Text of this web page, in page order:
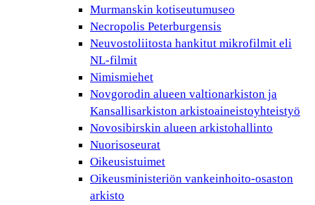
Murmanskin kotiseutumuseo
Necropolis Peterburgensis
Neuvostoliitosta hankitut mikrofilmit eli
NL-filmit
Nimismiehet
Novgorodin alueen valtionarkiston ja
Kansallisarkiston arkistoaineistoyhteistyö
Novosibirskin alueen arkistohallinto
Nuorisoseurat
Oikeusistuimet
Oikeusministeriön vankeinhoito-osaston
arkisto